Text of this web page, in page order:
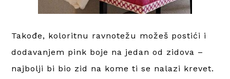
Takođe, koloritnu ravnotežu možeš postići i
dodavanjem pink boje na jedan od zidova –
najbolji bi bio zid na kome ti se nalazi krevet.